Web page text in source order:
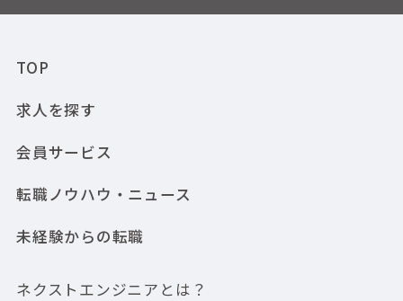
TOP
求人を探す
会員サービス
転職ノウハウ・ニュース
未経験からの転職
ネクストエンジニアとは？